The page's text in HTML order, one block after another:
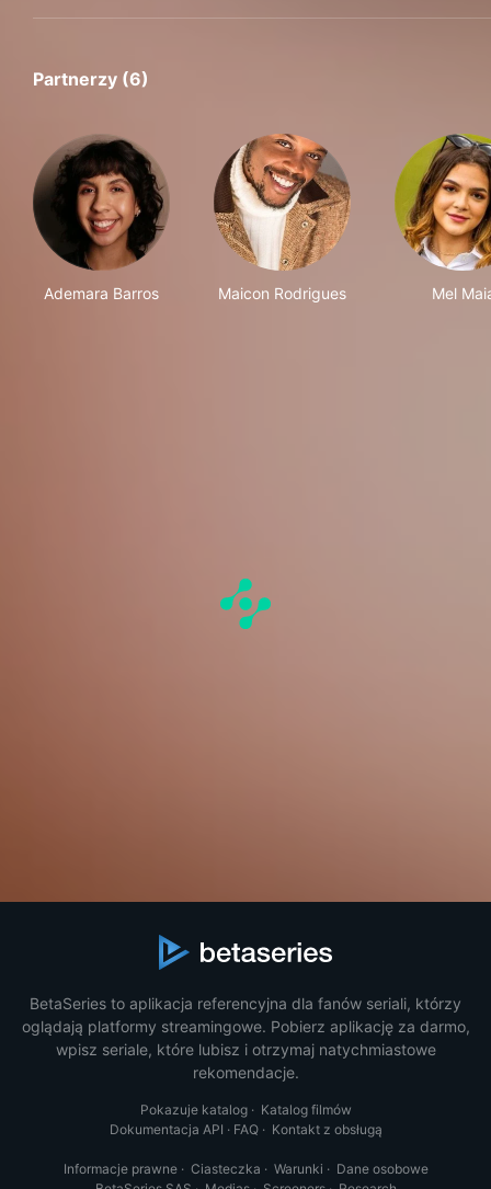
Partnerzy (6)
Ademara Barros Maicon Rodrigues Mel
BetaSeries to aplikacja referencyjna dla fanów seriali, którzy
oglądają platformy streamingowe. Pobierz aplikację za darmo,
wpisz seriale, które lubisz i otrzymaj natychmiastowe
rekomendacje.
Pokazuje katalog· Katalog filmów
Dokumentacja API · FAQ· Kontakt z obsługą
Informacje prawne· Ciasteczka · Warunki · Dane osobowe